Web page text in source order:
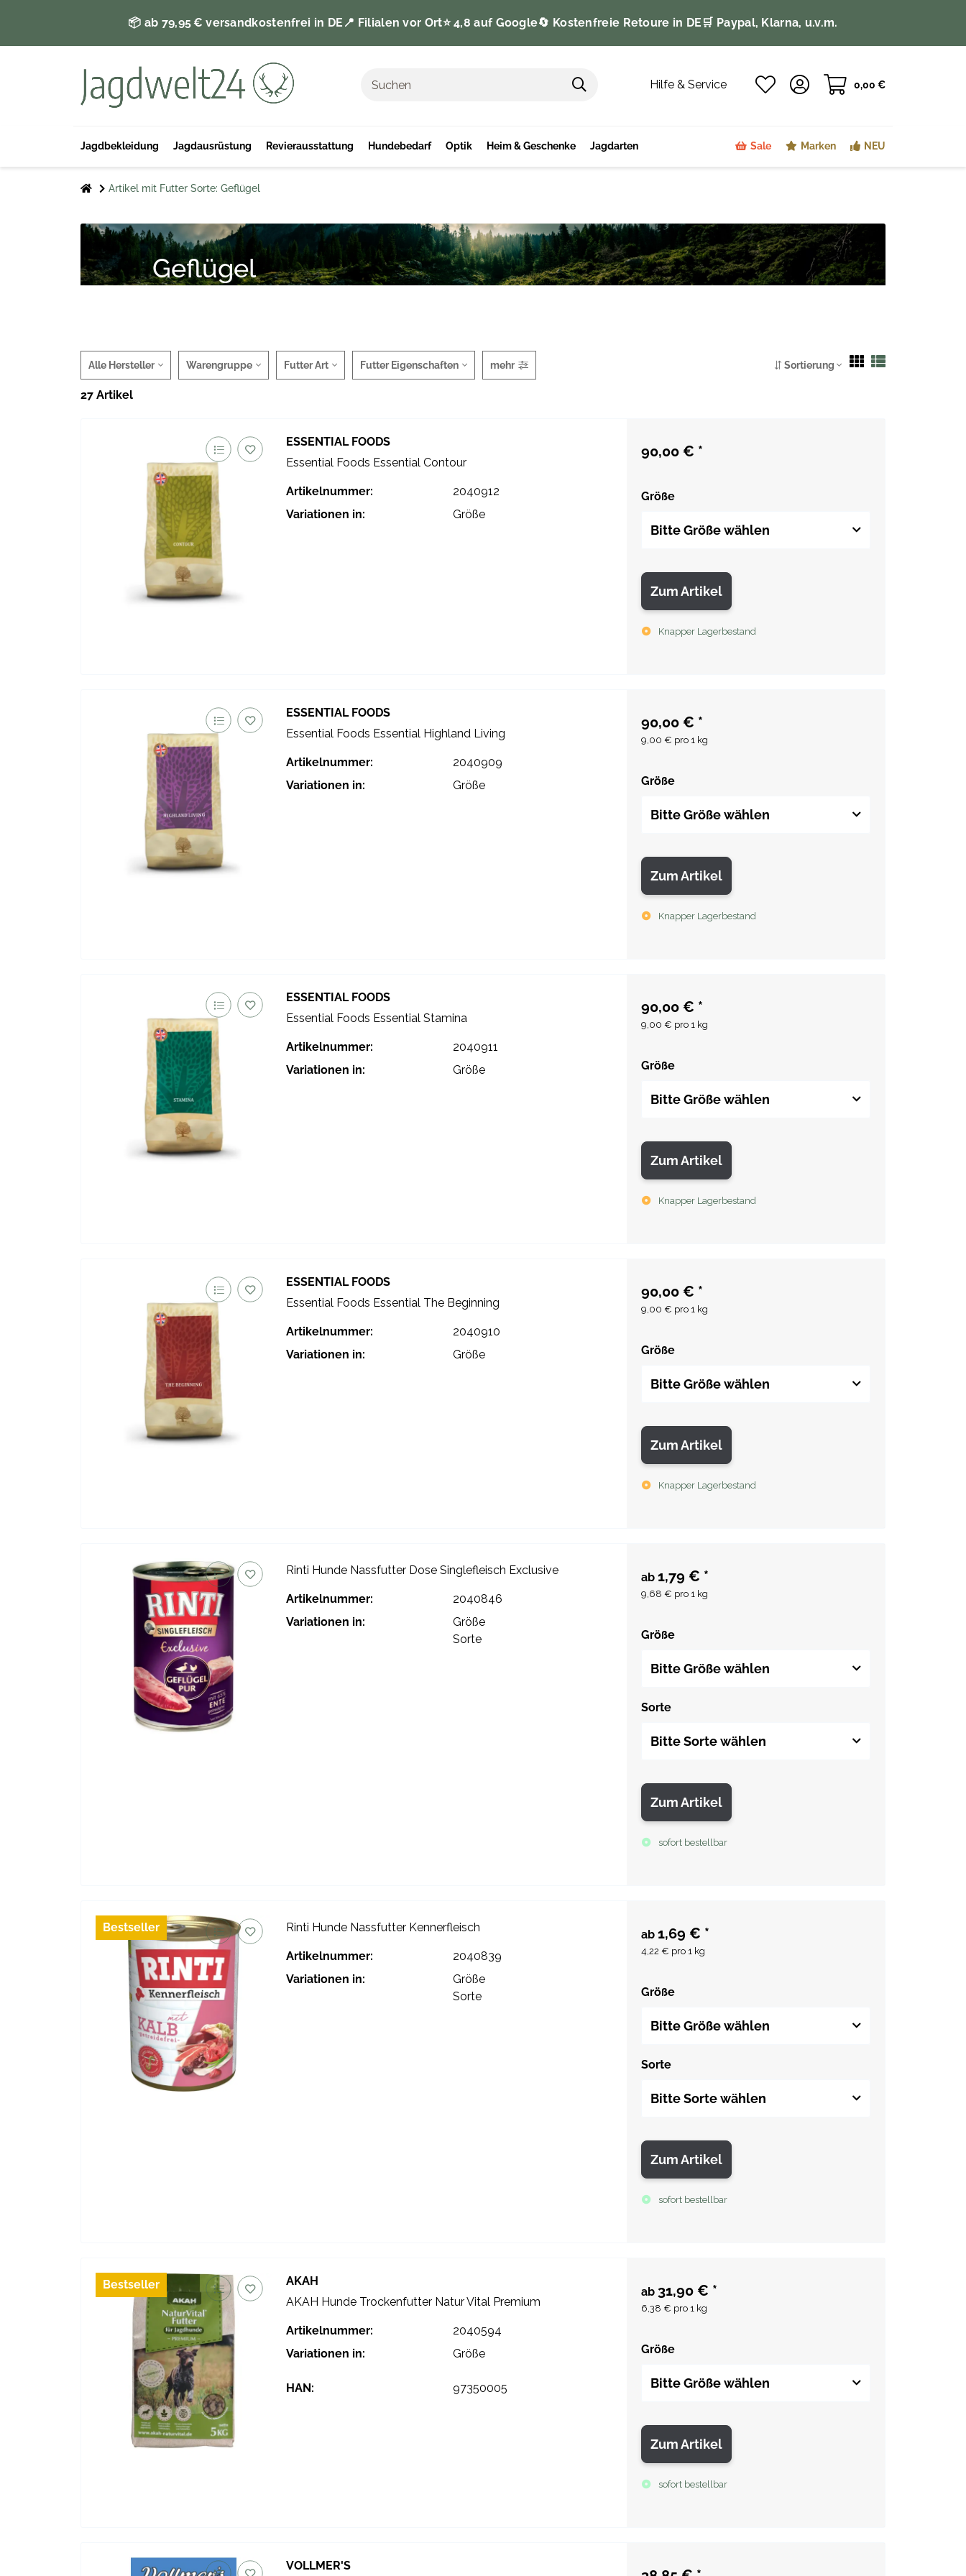
📦 ab 79,95 € versandkostenfrei in DE 📍 Filialen vor Ort⭐️ 4,8 auf Google🔄 Kostenfreie Retoure in DE 🛒 Paypal, Klarna, u.v.m.
Hilfe & Service 0,00 €
Jagdbekleidung Jagdausrüstung Revierausstattung Hundebedarf Optik Heim & Geschenke Jagdarten Sale Marken NEU
Artikel mit Futter Sorte: Geflügel
Geflügel
Alle Hersteller Warengruppe Futter Art Futter Eigenschaften mehr Sortierung
27 Artikel
ESSENTIAL FOODS
Essential Foods Essential Contour
Artikelnummer:
2040912
Variationen in:
Größe
90,00 € *
Größe
Bitte Größe wählen
Zum Artikel
Knapper Lagerbestand
ESSENTIAL FOODS
Essential Foods Essential Highland Living
Artikelnummer:
2040909
Variationen in:
Größe
90,00 € *
9,00 € pro 1 kg
Größe
Bitte Größe wählen
Zum Artikel
Knapper Lagerbestand
ESSENTIAL FOODS
Essential Foods Essential Stamina
Artikelnummer:
2040911
Variationen in:
Größe
90,00 € *
9,00 € pro 1 kg
Größe
Bitte Größe wählen
Zum Artikel
Knapper Lagerbestand
ESSENTIAL FOODS
Essential Foods Essential The Beginning
Artikelnummer:
2040910
Variationen in:
Größe
90,00 € *
9,00 € pro 1 kg
Größe
Bitte Größe wählen
Zum Artikel
Knapper Lagerbestand
Rinti Hunde Nassfutter Dose Singlefleisch Exclusive
Artikelnummer:
2040846
Variationen in:
Größe
Sorte
ab 1,79 € *
9,68 € pro 1 kg
Größe
Bitte Größe wählen
Sorte
Bitte Sorte wählen
Zum Artikel
sofort bestellbar
Bestseller Rinti Hunde Nassfutter Kennerfleisch
Artikelnummer:
2040839
Variationen in:
Größe
Sorte
ab 1,69 € *
4,22 € pro 1 kg
Größe
Bitte Größe wählen
Sorte
Bitte Sorte wählen
Zum Artikel
sofort bestellbar
Bestseller
AKAH
AKAH Hunde Trockenfutter Natur Vital Premium
Artikelnummer:
2040594
Variationen in:
Größe
HAN: 97350005
ab 31,90 € *
6,38 € pro 1 kg
Größe
Bitte Größe wählen
Zum Artikel
sofort bestellbar
VOLLMER'S